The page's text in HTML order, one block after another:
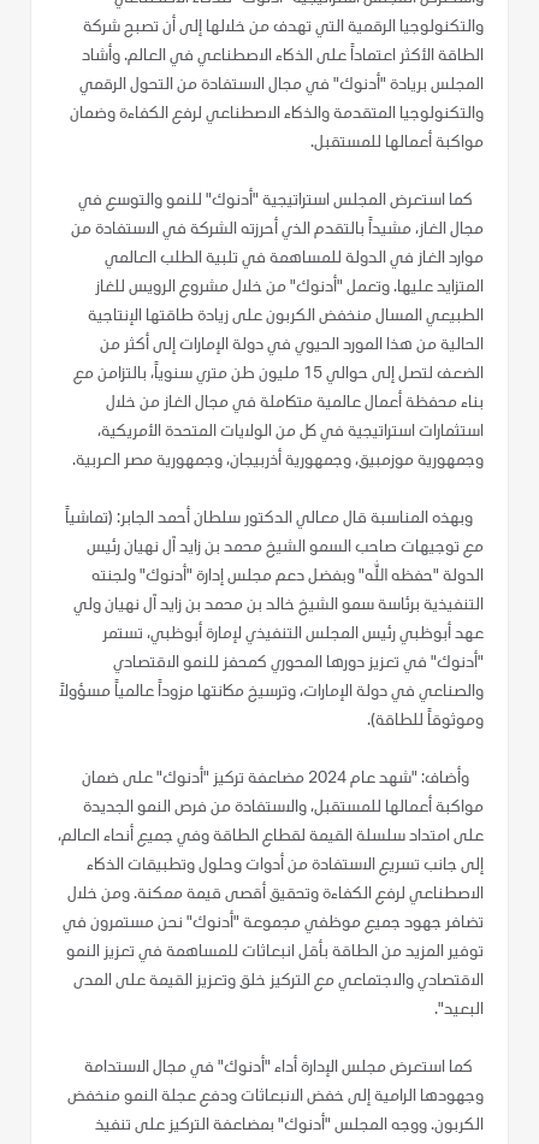
والتكنولوجيا الرقمية التي تهدف من خلالها إلى أن تصبح شركة
الطاقة الأكثر اعتماداً على الذكاء الاصطناعي في العالم. وأشاد
المجلس بريادة "أدنوك" في مجال الاستفادة من التحول الرقمي
والتكنولوجيا المتقدمة والذكاء الاصطناعي لرفع الكفاءة وضمان
مواكبة أعمالها للمستقبل.
كما استعرض المجلس استراتيجية "أدنوك" للنمو والتوسع في
مجال الغاز، مشيداً بالتقدم الذي أحرزته الشركة في الاستفادة من
موارد الغاز في الدولة للمساهمة في تلبية الطلب العالمي
المتزايد عليها. وتعمل "أدنوك" من خلال مشروع الرويس للغاز
الطبيعي المسال منخفض الكربون على زيادة طاقتها الإنتاجية
الحالية من هذا المورد الحيوي في دولة الإمارات إلى أكثر من
الضعف لتصل إلى حوالي 15 مليون طن متري سنوياً، بالتزامن مع
بناء محفظة أعمال عالمية متكاملة في مجال الغاز من خلال
استثمارات استراتيجية في كل من الولايات المتحدة الأمريكية،
وجمهورية موزمبيق، وجمهورية أذربيجان، وجمهورية مصر العربية.
وبهذه المناسبة قال معالي الدكتور سلطان أحمد الجابر: (تماشياً
مع توجيهات صاحب السمو الشيخ محمد بن زايد آل نهيان رئيس
الدولة "حفظه الله" وبفضل دعم مجلس إدارة "أدنوك" ولجنته
التنفيذية برئاسة سمو الشيخ خالد بن محمد بن زايد آل نهيان ولي
عهد أبوظبي رئيس المجلس التنفيذي لإمارة أبوظبي، تستمر
"أدنوك" في تعزيز دورها المحوري كمحفز للنمو الاقتصادي
والصناعي في دولة الإمارات، وترسيخ مكانتها مزوداً عالمياً مسؤولاً
وموثوقاً للطاقة).
وأضاف: "شهد عام 2024 مضاعفة تركيز "أدنوك" على ضمان
مواكبة أعمالها للمستقبل، والاستفادة من فرص النمو الجديدة
على امتداد سلسلة القيمة لقطاع الطاقة وفي جميع أنحاء العالم،
إلى جانب تسريع الاستفادة من أدوات وحلول وتطبيقات الذكاء
الاصطناعي لرفع الكفاءة وتحقيق أقصى قيمة ممكنة. ومن خلال
تضافر جهود جميع موظفي مجموعة "أدنوك" نحن مستمرون في
توفير المزيد من الطاقة بأقل انبعاثات للمساهمة في تعزيز النمو
الاقتصادي والاجتماعي مع التركيز خلق وتعزيز القيمة على المدى
البعيد".
كما استعرض مجلس الإدارة أداء "أدنوك" في مجال الاستدامة
وجهودها الرامية إلى خفض الانبعاثات ودفع عجلة النمو منخفض
الكربون. ووجه المجلس "أدنوك" بمضاعفة التركيز على تنفيذ